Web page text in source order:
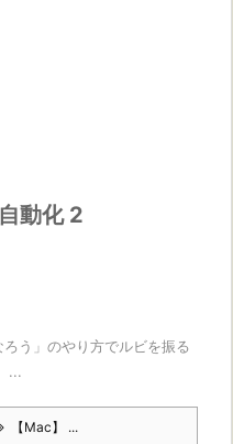
動化 2
う」のやり方でルビを振る
...
【Mac】 ...